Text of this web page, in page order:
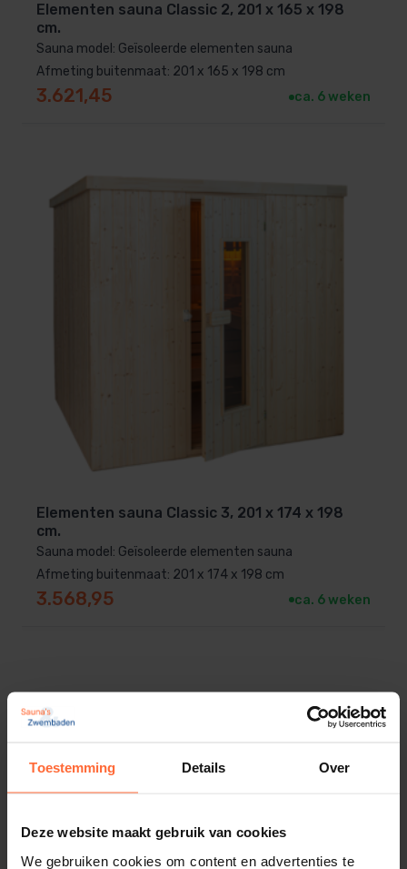
Toestemming Details Over
Deze website maakt gebruik van cookies
We gebruiken cookies om content en advertenties te
Elementen sauna Classic 2, 201 x 165 x 198
cm.
Sauna model: Geïsoleerde elementen sauna
Afmeting buitenmaat: 201 x 165 x 198 cm
3.621,45 ca. 6 weken
Elementen sauna Classic 3, 201 x 174 x 198
cm.
Sauna model: Geïsoleerde elementen sauna
Afmeting buitenmaat: 201 x 174 x 198 cm
3.568,95 ca. 6 weken